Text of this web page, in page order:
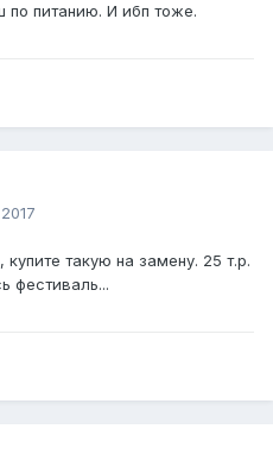
по питанию. И ибп тоже.
такую на замену. 25 т.р.
фестиваль...